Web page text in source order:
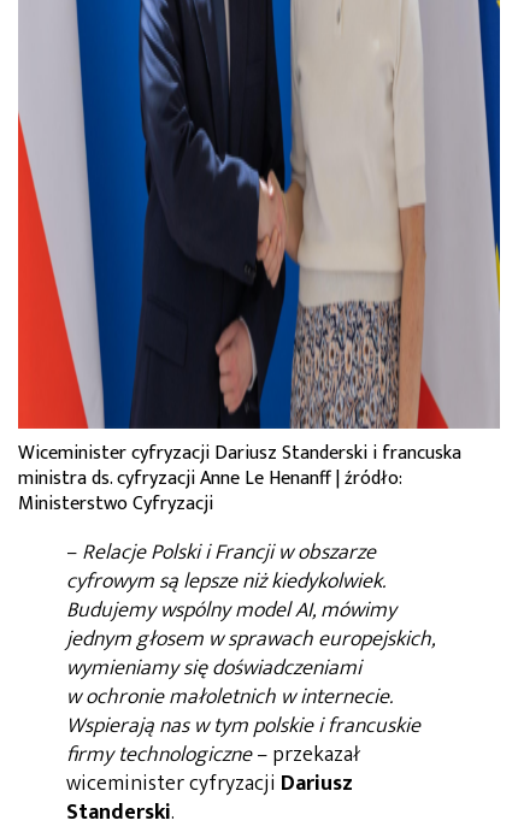
Wiceminister cyfryzacji Dariusz Standerski i francuska
ministra ds. cyfryzacji Anne Le Henanff | źródło:
Ministerstwo Cyfryzacji
–Relacje Polski i Francji w obszarze
cyfrowym są lepsze niż kiedykolwiek.
Budujemy wspólny model AI, mówimy
jednym głosem w sprawach europejskich,
wymieniamy się doświadczeniami
w ochronie małoletnich w internecie.
Wspierają nas w tym polskie i francuskie
firmy technologiczne– przekazał
wiceminister cyfryzacji Dariusz
Standerski.